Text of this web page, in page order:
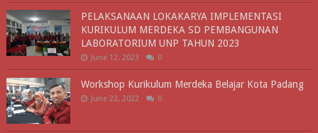
PELAKSANAAN LOKAKARYA IMPLEMENTASI
KURIKULUM MERDEKA SD PEMBANGUNAN
LABORATORIUM UNP TAHUN 2023
June 12, 2023 0
Workshop Kurikulum Merdeka Belajar Kota Padang
June 22, 2022 0